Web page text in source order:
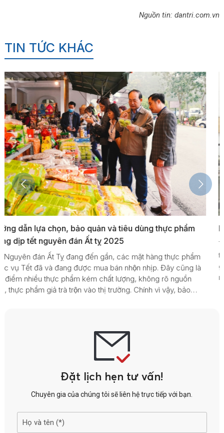
Nguồn tin: dantri.com.vn
TIN TỨC KHÁC
Ngộ độc rượu và cách phòng tránh ngộ độc rượu
Thời điểm trước, trong và sau Tết Nguyên đán, người dân
thường tổ chức các buổi hội họp ăn uống, liên hoan, tất niên,
gặp mặt đầu xuân, tham gia các lễ hội, do vậy nhu cầu sử
rượu bia trong những ngày này gia tăng, số trường hợp phải
nhập viện do say rượu, ngộ độc rượu vì thế cũng cao hơn so
Đặt lịch hẹn tư vấn!
Chuyên gia của chúng tôi sẽ liên hệ trực tiếp với bạn.